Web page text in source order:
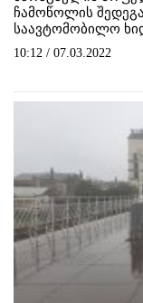
ჩამოწოლის
საავტომობილო
10:12 / 07.03.2022